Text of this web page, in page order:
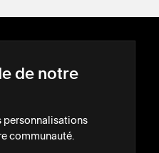
de notre
personnalisations
communauté.